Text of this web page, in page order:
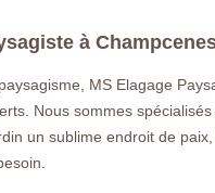
à
MS Elagage
Nous sommes
un sublime endroit de